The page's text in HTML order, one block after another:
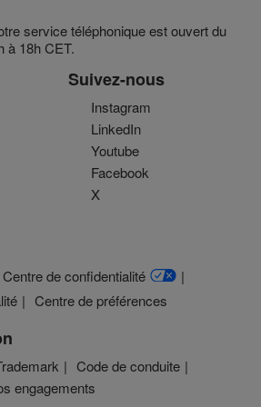
service téléphonique est ouvert du
à 18h CET.
Suivez-nous
Instagram
LinkedIn
Youtube
Facebook
X
Centre de confidentialité
Centre de préférences
Code de conduite
engagements